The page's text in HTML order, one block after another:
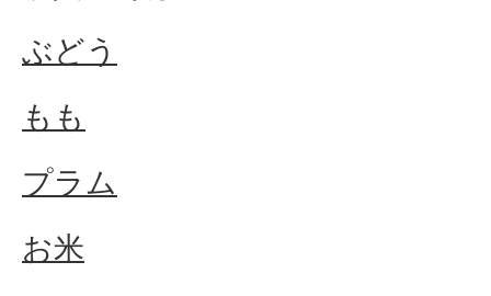
ぶどう
もも
プラム
お米